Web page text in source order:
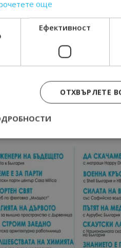
още
Ефективност
ОТХВЪРЛЕТЕ
необходимо Ефективност
позволяват основната
Уебсайтът не може да се използва
Доставчик
Домейн
Валиден
до
lisandraramos.com
bgtourism.bg
7 дни
на